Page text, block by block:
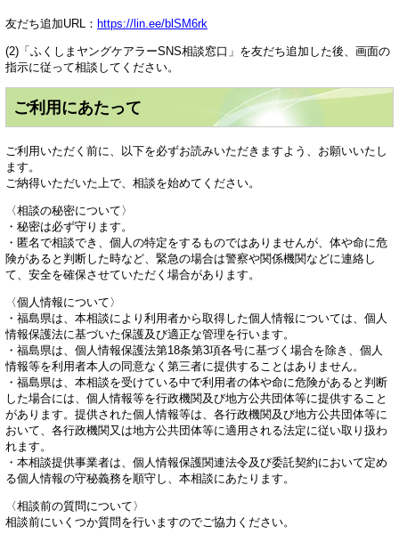
友だち追加URL： https://lin.ee/blSM6rk
(2)「ふくしまヤングケアラーSNS相談窓口」を友だち追加した後、画面の
指示に従って相談してください。
ご利用にあたって
ご利用いただく前に、以下を必ずお読みいただきますよう、お願いいたし
ます。
ご納得いただいた上で、相談を始めてください。
〈相談の秘密について〉
・秘密は必ず守ります。
・匿名で相談でき、個人の特定をするものではありませんが、体や命に危
険があると判断した時など、緊急の場合は警察や関係機関などに連絡し
て、安全を確保させていただく場合があります。
〈個人情報について〉
・福島県は、本相談により利用者から取得した個人情報については、個人
情報保護法に基づいた保護及び適正な管理を行います。
・福島県は、個人情報保護法第18条第3項各号に基づく場合を除き、個人
情報等を利用者本人の同意なく第三者に提供することはありません。
・福島県は、本相談を受けている中で利用者の体や命に危険があると判断
した場合には、個人情報等を行政機関及び地方公共団体等に提供すること
があります。提供された個人情報等は、各行政機関及び地方公共団体等に
おいて、各行政機関又は地方公共団体等に適用される法定に従い取り扱わ
れます。
・本相談提供事業者は、個人情報保護関連法令及び委託契約において定め
る個人情報の守秘義務を順守し、本相談にあたります。
〈相談前の質問について〉
相談前にいくつか質問を行いますのでご協力ください。